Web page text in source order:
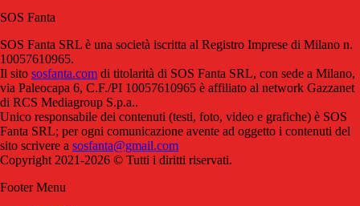
SOS Fanta
SOS Fanta SRL è una società iscritta al Registro Imprese di Milano n.
10057610965.
Il sito sosfanta.com di titolarità di SOS Fanta SRL, con sede a Milano,
via Paleocapa 6, C.F./PI 10057610965 è affiliato al network Gazzanet
di RCS Mediagroup S.p.a..
Unico responsabile dei contenuti (testi, foto, video e grafiche) è SOS
Fanta SRL; per ogni comunicazione avente ad oggetto i contenuti del
sito scrivere a sosfanta@gmail.com
Copyright 2021-2026 © Tutti i diritti riservati.
Footer Menu